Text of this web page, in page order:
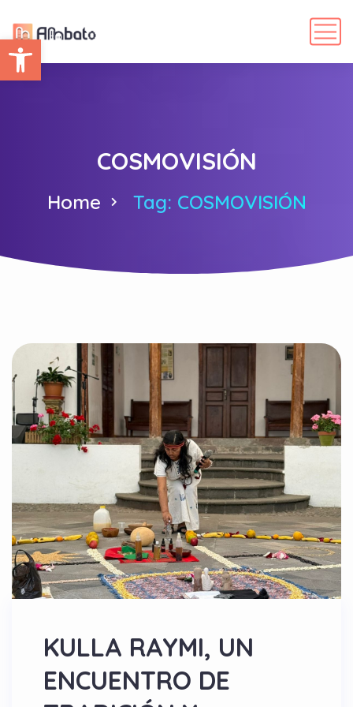
Abrir barra de herramientas
COSMOVISIÓN
Home Tag: COSMOVISIÓN
KULLA RAYMI, UN
ENCUENTRO DE